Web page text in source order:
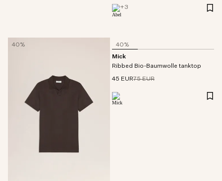
+3
40%
40%
Mick
Ribbed Bio-Baumwolle tanktop
45 EUR75 EUR